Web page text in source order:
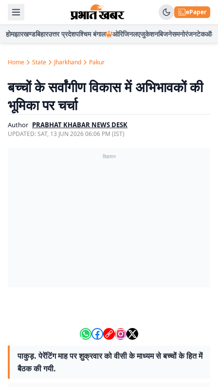
ePaper
होमझारखण्डबिहारउत्तर प्रदेशपश्चिम बंगाल ओरिजिनलएजुकेशनबिजनेसमनोरंजनटेकऑटो
Home State Jharkhand Pakur
बच्चों के सर्वांगीण विकास में अभिभावकों की
भूमिका पर चर्चा
Author PRABHAT KHABAR NEWS DESK
UPDATED:SAT, 13 JUN 2026 06:06 PM (IST)
विज्ञापन
पाकुड़. पेरेंटिंग माह पर शुक्रवार को वीसी के माध्यम से बच्चों के हित में
बैठक की गयी.